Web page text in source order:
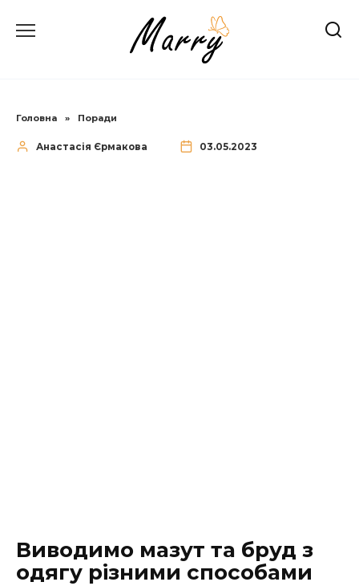
до
Головна » Поради
Анастасія Єрмакова 03.05.2023
Виводимо мазут та бруд з
одягу різними способами